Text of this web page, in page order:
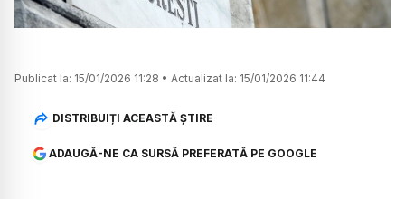
Publicat la: 15/01/2026 11:28 • Actualizat la: 15/01/2026 11:44
DISTRIBUIȚI ACEASTĂ ȘTIRE
ADAUGĂ-NE CA SURSĂ PREFERATĂ PE GOOGLE